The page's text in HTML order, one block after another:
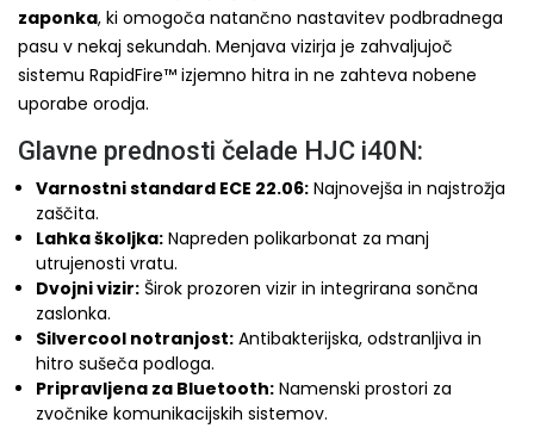
zaponka, ki omogoča natančno nastavitev podbradnega
pasu v nekaj sekundah. Menjava vizirja je zahvaljujoč
sistemu RapidFire™ izjemno hitra in ne zahteva nobene
uporabe orodja.
Glavne prednosti čelade HJC i40N:
Varnostni standard ECE 22.06: Najnovejša in najstrožja
zaščita.
Lahka školjka: Napreden polikarbonat za manj
utrujenosti vratu.
Dvojni vizir: Širok prozoren vizir in integrirana sončna
zaslonka.
Silvercool notranjost: Antibakterijska, odstranljiva in
hitro sušeča podloga.
Pripravljena za Bluetooth: Namenski prostori za
zvočnike komunikacijskih sistemov.